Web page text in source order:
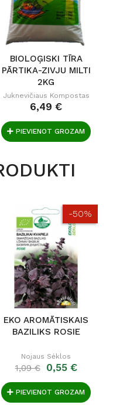
BIOLOĢISKI TĪRA
PĀRTIKA-ZIVJU MILTI
2KG
Juknevičiaus Kompostas
6,49 €
PIEVIENOT GROZAM
-50%
EKO AROMĀTISKAIS
BAZILIKS ROSIE
Nojaus Sėklos
1,09 € 0,55 €
PIEVIENOT GROZAM